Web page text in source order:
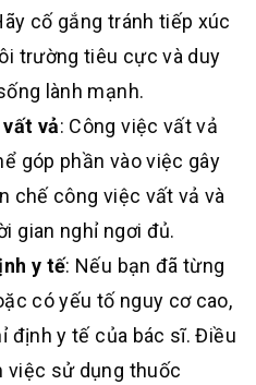
cố gắng tránh tiếp xúc
trường tiêu cực và duy
lành mạnh.
vả: Công việc vất vả
góp phần vào việc gây
chế công việc vất vả và
gian nghỉ ngơi đủ.
y tế: Nếu bạn đã từng
có yếu tố nguy cơ cao,
định y tế của bác sĩ. Điều
việc sử dụng thuốc